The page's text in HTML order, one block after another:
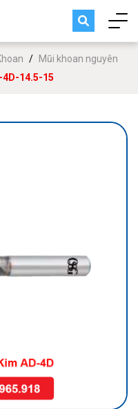
Mũi khoan nguyên
4D-14.5-15